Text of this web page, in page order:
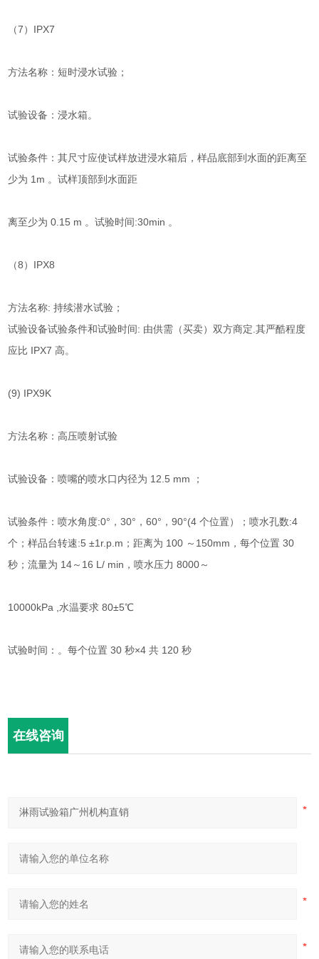
（7）IPX7
方法名称：短时浸水试验；
试验设备：浸水箱。
试验条件：其尺寸应使试样放进浸水箱后，样品底部到水面的距离至
少为 1m 。试样顶部到水面距
离至少为 0.15 m 。试验时间:30min 。
（8）IPX8
方法名称: 持续潜水试验；
试验设备试验条件和试验时间: 由供需（买卖）双方商定.其严酷程度
应比 IPX7 高。
(9) IPX9K
方法名称：高压喷射试验
试验设备：喷嘴的喷水口内径为 12.5 mm ；
试验条件：喷水角度:0°，30°，60°，90°(4 个位置）；喷水孔数:4
个；样品台转速:5 ±1r.p.m；距离为 100 ～150mm，每个位置 30
秒；流量为 14～16 L/ min，喷水压力 8000～
10000kPa ,水温要求 80±5℃
试验时间：。每个位置 30 秒×4 共 120 秒
在线咨询